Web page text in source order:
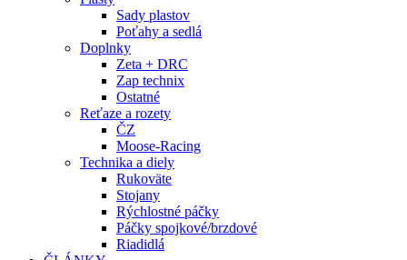
Sady plastov
Poťahy a sedlá
Doplnky
Zeta + DRC
Zap technix
Ostatné
Reťaze a rozety
ČZ
Moose-Racing
Technika a diely
Rukoväte
Stojany
Rýchlostné páčky
Páčky spojkové/brzdové
Riadidlá